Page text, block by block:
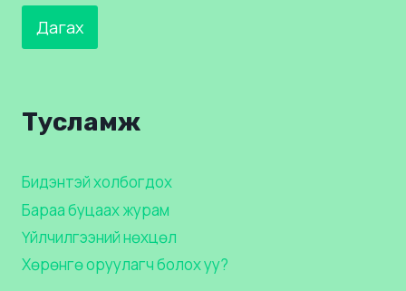
Дагах
Тусламж
Бидэнтэй холбогдох
Бараа буцаах журам
Үйлчилгээний нөхцөл
Хөрөнгө оруулагч болох уу?